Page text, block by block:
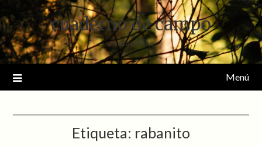
al
contenido
cuaderno de campo
anotaciones
Menú
Etiqueta: rabanito